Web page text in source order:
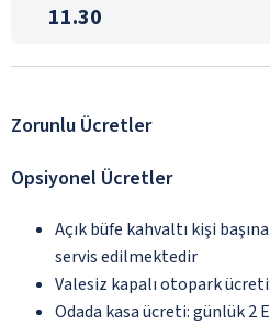
11.30
Zorunlu Ücretler
Opsiyonel Ücretler
Açık büfe kahvaltı kişi
servis edilmektedir
Valesiz kapalı otopark
Odada kasa ücreti: günlük 2